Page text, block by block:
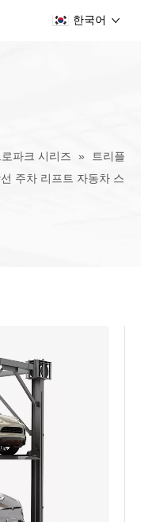
한국어
파크 시리즈 »
트리플
주차 리프트 자동차 스